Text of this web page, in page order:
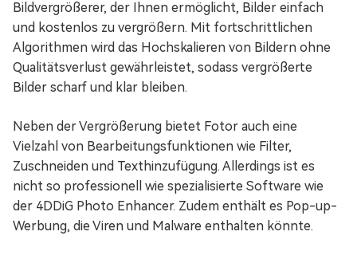
Bildvergrößerer, der Ihnen ermöglicht, Bilder einfach
und kostenlos zu vergrößern. Mit fortschrittlichen
Algorithmen wird das Hochskalieren von Bildern ohne
Qualitätsverlust gewährleistet, sodass vergrößerte
Bilder scharf und klar bleiben.
Neben der Vergrößerung bietet Fotor auch eine
Vielzahl von Bearbeitungsfunktionen wie Filter,
Zuschneiden und Texthinzufügung. Allerdings ist es
nicht so professionell wie spezialisierte Software wie
der 4DDiG Photo Enhancer. Zudem enthält es Pop-up-
Werbung, die Viren und Malware enthalten könnte.